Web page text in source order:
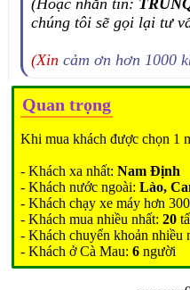
chúng tôi sẽ gọi lại tư
(Xincảm ơn hơn 1000
Quan trọng
Khi mua khách được chọn 1
- Khách xa nhất:Nam Định
- Khách nước ngoài:Lào,
- Khách chạy xe máy hơn
- Khách mua nhiều nhất:20
- Khách chuyển khoản nhiều
- Khách ở Cà Mau:6 người